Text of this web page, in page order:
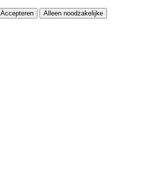
Accepteren Alleen noodzakelijke